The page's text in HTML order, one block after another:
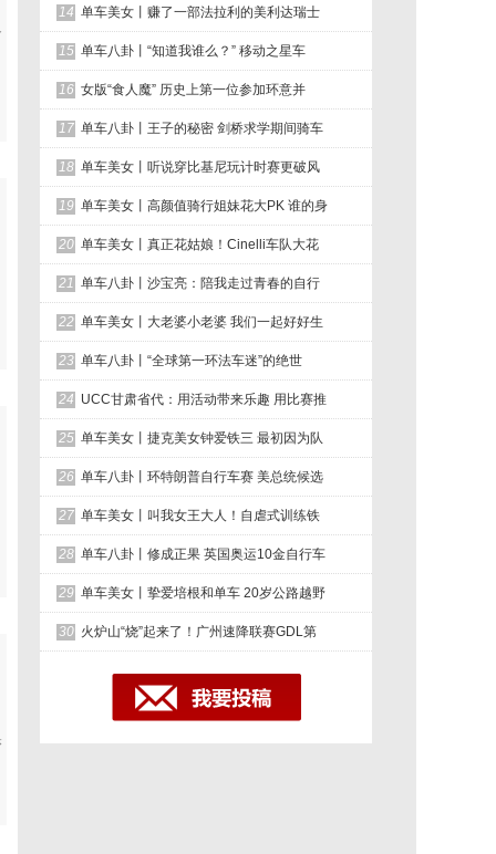
14 单车美女丨赚了一部法拉利的美利达瑞士
15 单车八卦丨“知道我谁么？” 移动之星车
16 女版“食人魔” 历史上第一位参加环意并
17 单车八卦丨王子的秘密 剑桥求学期间骑车
18 单车美女丨听说穿比基尼玩计时赛更破风
19 单车美女丨高颜值骑行姐妹花大PK 谁的身
20 单车美女丨真正花姑娘！Cinelli车队大花
21 单车八卦丨沙宝亮：陪我走过青春的自行
22 单车美女丨大老婆小老婆 我们一起好好生
23 单车八卦丨“全球第一环法车迷”的绝世
24 UCC甘肃省代：用活动带来乐趣 用比赛推
25 单车美女丨捷克美女钟爱铁三 最初因为队
26 单车八卦丨环特朗普自行车赛 美总统候选
27 单车美女丨叫我女王大人！自虐式训练铁
28 单车八卦丨修成正果 英国奥运10金自行车
29 单车美女丨挚爱培根和单车 20岁公路越野
30 火炉山“烧”起来了！广州速降联赛GDL第